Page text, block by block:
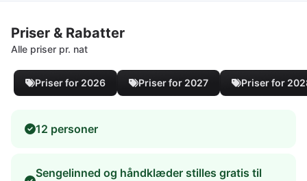
Priser & Rabatter
Alle priser pr. nat
Priser for 2026 Priser for 2027 Priser for
12 personer
Sengelinned og håndklæder stilles gratis til